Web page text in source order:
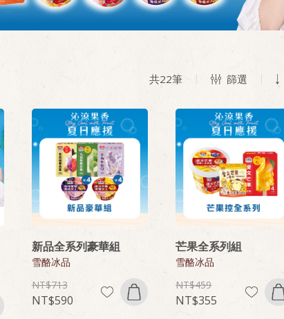
共22筆 篩選
新品全系列豪華組
雪酪冰品
713
590
芒果全系列組
雪酪冰品
459
355